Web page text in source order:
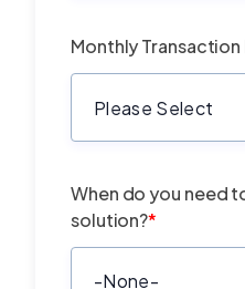
Monthly
When do you need
solution?*